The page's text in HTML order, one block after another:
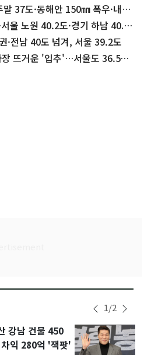
37도·동해안 150㎜ 폭우·내륙
울 노원 40.2도·경기 하남 40.8
전남 40도 넘겨, 서울 39.2도
뜨거운 '입추'…서울도 36.5도
1/2
강남 건물 450
익 280억 '잭팟'